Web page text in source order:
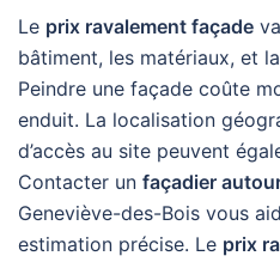
Le prix ravalement façade
bâtiment, les matériaux, et
Peindre une façade coûte
enduit. La localisation
d’accès au site peuvent
Contacter un façadier
Geneviève-des-Bois vous
estimation précise. Le prix